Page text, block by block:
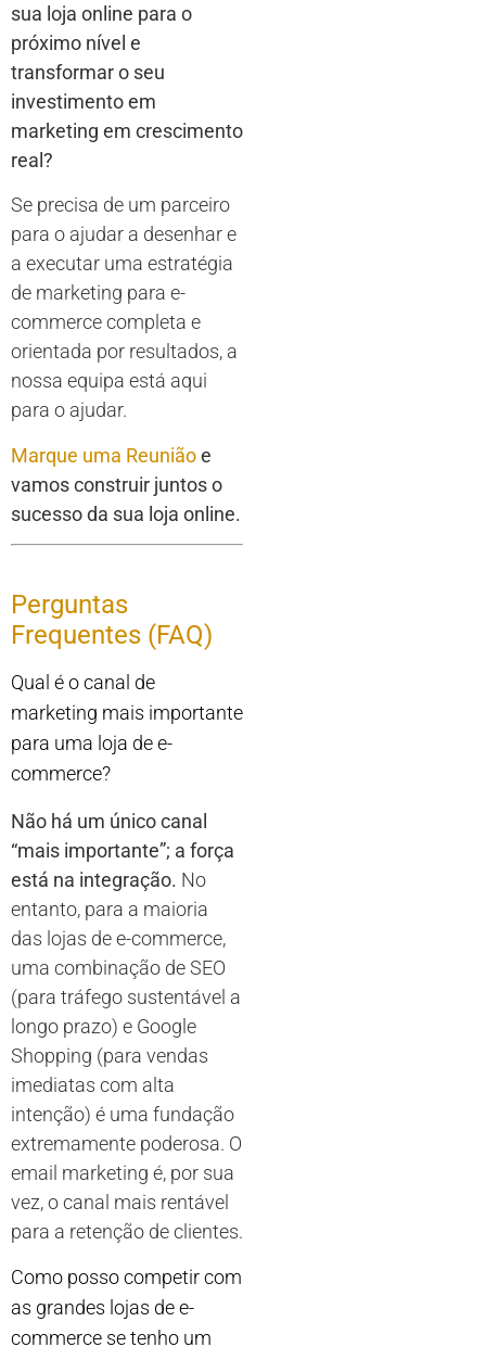
sua loja online para o
próximo nível e
transformar o seu
investimento em
marketing em crescimento
real?
Se precisa de um parceiro
para o ajudar a desenhar e
a executar uma estratégia
de marketing para e-
commerce completa e
orientada por resultados, a
nossa equipa está aqui
para o ajudar.
Marque uma Reuniãoe
vamos construir juntos o
sucesso da sua loja online.
Perguntas
Frequentes (FAQ)
Qual é o canal de
marketing mais importante
para uma loja de e-
commerce?
Não há um único canal
“mais importante”; a força
está na integração. No
entanto, para a maioria
das lojas de e-commerce,
uma combinação de SEO
(para tráfego sustentável a
longo prazo) e Google
Shopping (para vendas
imediatas com alta
intenção) é uma fundação
extremamente poderosa. O
email marketing é, por sua
vez, o canal mais rentável
para a retenção de clientes.
Como posso competir com
as grandes lojas de e-
commerce se tenho um